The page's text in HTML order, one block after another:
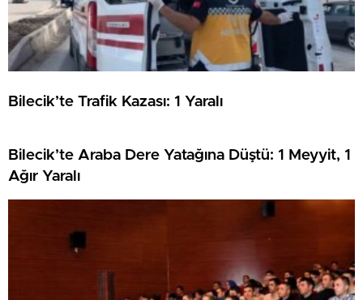
Bilecik’te Trafik Kazası: 1 Yaralı
Bilecik’te Araba Dere Yatağına Düştü: 1 Meyyit, 1
Ağır Yaralı